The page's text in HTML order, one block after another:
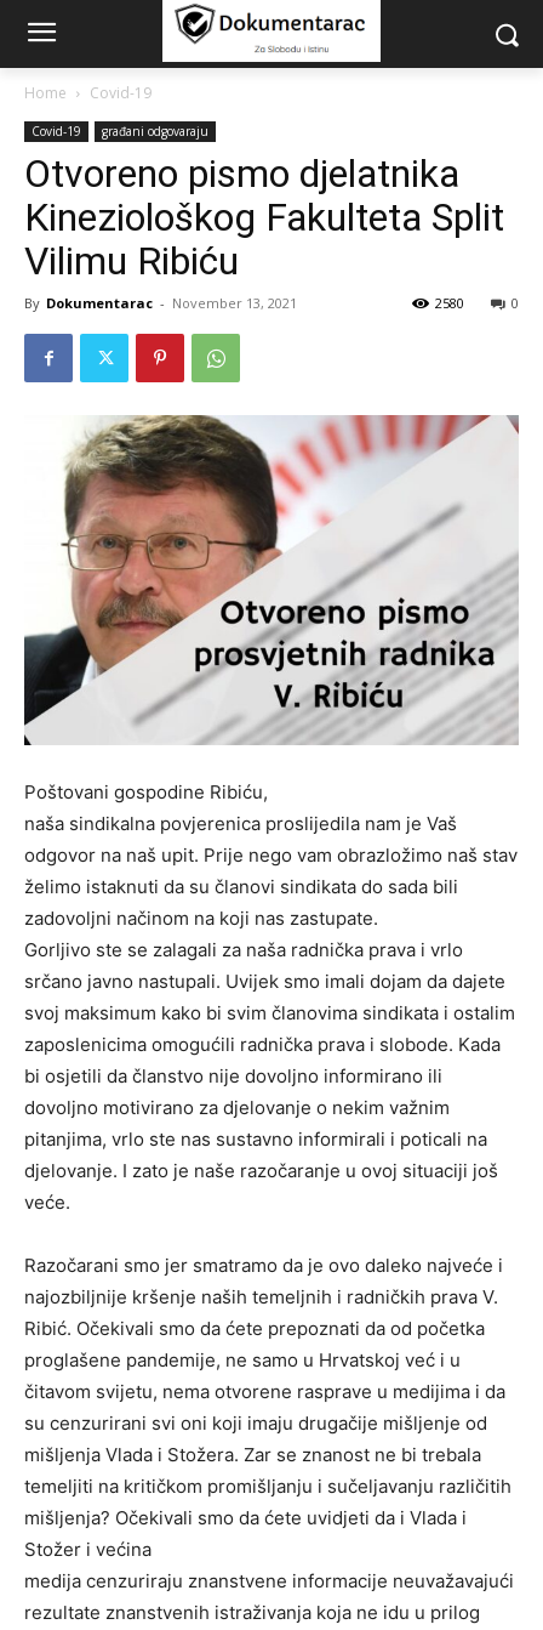
Home Covid-19
Covid-19 građani odgovaraju
Otvoreno pismo djelatnika
Kineziološkog Fakulteta Split
Vilimu Ribiću
By Dokumentarac - November 13, 2021 0
2580
Poštovani gospodine Ribiću,
naša sindikalna povjerenica proslijedila nam je Vaš
odgovor na naš upit. Prije nego vam obrazložimo naš stav
želimo istaknuti da su članovi sindikata do sada bili
zadovoljni načinom na koji nas zastupate.
Gorljivo ste se zalagali za naša radnička prava i vrlo
srčano javno nastupali. Uvijek smo imali dojam da dajete
svoj maksimum kako bi svim članovima sindikata i ostalim
zaposlenicima omogućili radnička prava i slobode. Kada
bi osjetili da članstvo nije dovoljno informirano ili
dovoljno motivirano za djelovanje o nekim važnim
pitanjima, vrlo ste nas sustavno informirali i poticali na
djelovanje. I zato je naše razočaranje u ovoj situaciji još
veće.
Razočarani smo jer smatramo da je ovo daleko najveće i
najozbiljnije kršenje naših temeljnih i radničkih prava V.
Ribić. Očekivali smo da ćete prepoznati da od početka
proglašene pandemije, ne samo u Hrvatskoj već i u
čitavom svijetu, nema otvorene rasprave u medijima i da
su cenzurirani svi oni koji imaju drugačije mišljenje od
mišljenja Vlada i Stožera. Zar se znanost ne bi trebala
temeljiti na kritičkom promišljanju i sučeljavanju različitih
mišljenja? Očekivali smo da ćete uvidjeti da i Vlada i
Stožer i većina
medija cenzuriraju znanstvene informacije neuvažavajući
rezultate znanstvenih istraživanja koja ne idu u prilog